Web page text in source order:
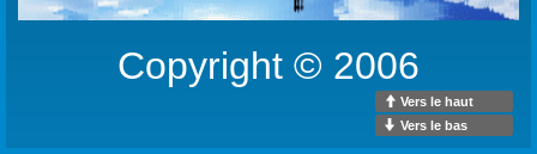
Vers le haut
Vers le bas
Copyright © 2006